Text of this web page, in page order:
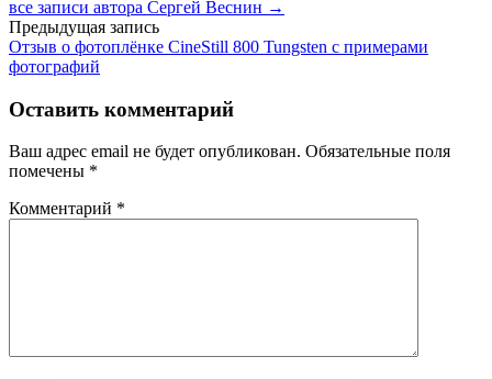
все записи автора Сергей Веснин →
Навигация
по
Предыдущая запись
Отзыв о фотоплёнке CineStill 800 Tungsten с примерами
фотографий
Оставить комментарий
Ваш адрес email не будет опубликован. Обязательные поля
помечены *
Комментарий *